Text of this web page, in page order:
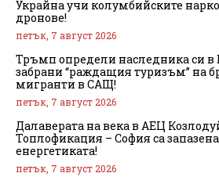
Украйна учи колумбийските
дронове!
петък, 7 август 2026
Тръмп определи наследника си в
забрани “раждащия туризъм” на
мигранти в САЩ!
петък, 7 август 2026
Далаверата на века в АЕЦ
Топлофикация – София са
енергетиката!
петък, 7 август 2026